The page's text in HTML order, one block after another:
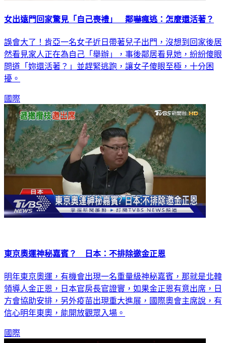
女出遠門回家驚見「自己喪禮」 鄰嚇瘋逃：怎麼還活著？
誤會大了！肯亞一名女子近日帶著兒子出門，沒想到回家後居
然看見家人正在為自己「舉辦」，事後鄰居看見她，紛紛傻眼
問道「妳還活著？」並趕緊逃跑，讓女子傻眼至極，十分困
擾。
國際
東京奧運神秘嘉賓？ 日本：不排除邀金正恩
明年東京奧運，有機會出現一名重量級神秘嘉賓，那就是北韓
領導人金正恩，日本官房長官證實，如果金正恩有意出席，日
方會協助安排，另外疫苗出現重大進展，國際奧會主席說，有
信心明年東奧，能開放觀眾入場。
國際